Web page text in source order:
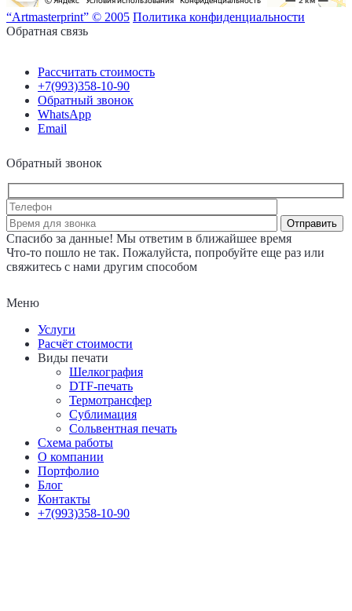
“Artmasterprint” © 2005 Политика конфиденциальности
Обратная связь
Рассчитать стоимость
+7(993)358-10-90
Обратный звонок
WhatsApp
Email
Обратный звонок
Спасибо за данные! Мы ответим в ближайшее время
Что-то пошло не так. Пожалуйста, попробуйте еще раз или
свяжитесь с нами другим способом
Меню
Услуги
Расчёт стоимости
Виды печати
Шелкография
DTF-печать
Термотрансфер
Сублимация
Сольвентная печать
Схема работы
О компании
Портфолио
Блог
Контакты
+7(993)358-10-90